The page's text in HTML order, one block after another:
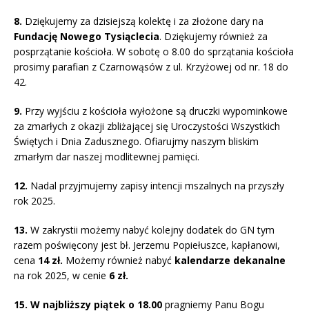
8. Dziękujemy za dzisiejszą kolektę i za złożone dary na
Fundację Nowego Tysiąclecia. Dziękujemy również za
posprzątanie kościoła. W sobotę o 8.00 do sprzątania kościoła
prosimy parafian z Czarnowąsów z ul. Krzyżowej od nr. 18 do
42.
9. Przy wyjściu z kościoła wyłożone są druczki wypominkowe
za zmarłych z okazji zbliżającej się Uroczystości Wszystkich
Świętych i Dnia Zadusznego. Ofiarujmy naszym bliskim
zmarłym dar naszej modlitewnej pamięci.
12. Nadal przyjmujemy zapisy intencji mszalnych na przyszły
rok 2025.
13. W zakrystii możemy nabyć kolejny dodatek do GN tym
razem poświęcony jest bł. Jerzemu Popiełuszce, kapłanowi,
cena 14 zł. Możemy również nabyć kalendarze dekanalne
na rok 2025, w cenie 6 zł.
15. W najbliższy piątek o 18.00 pragniemy Panu Bogu